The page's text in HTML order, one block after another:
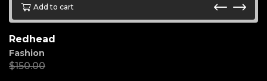
Add to cart
Redhead
Fashion
$150.00